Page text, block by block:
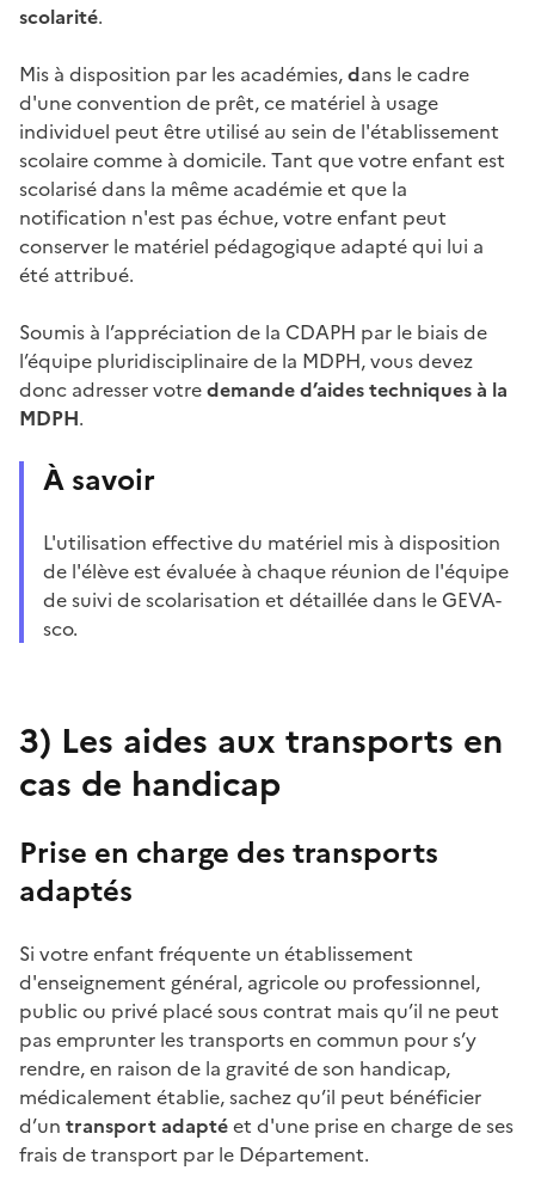
scolarité.
Mis à disposition par les académies,dans le cadre
d'une convention de prêt, ce matériel à usage
individuel peut être utilisé au sein de l'établissement
scolaire comme à domicile. Tant que votre enfant est
scolarisé dans la même académie et que la
notification n'est pas échue, votre enfant peut
conserver le matériel pédagogique adapté qui lui a
été attribué.
Soumis à l’appréciation de la CDAPH par le biais de
l’équipe pluridisciplinaire de la MDPH, vous devez
donc adresser votredemande d’aides techniques à la
MDPH.
À savoir
L'utilisation effective du matériel mis à disposition
de l'élève est évaluée à chaque réunion de l'équipe
de suivi de scolarisation et détaillée dans le GEVA-
sco.
3) Les aides aux transports en
cas de handicap
Prise en charge des transports
adaptés
Si votre enfant fréquente un établissement
d'enseignement général, agricole ou professionnel,
public ou privé placé sous contrat mais qu’il ne peut
pas emprunter les transports en commun pour s’y
rendre, en raison de la gravité de son handicap,
médicalement établie, sachez qu’il peut bénéficier
d’un transport adaptéet d'une prise en charge de ses
frais de transport par le Département.